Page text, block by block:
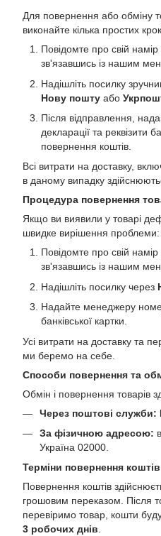
Для повернення або обміну
виконайте кілька простих
Повідомте про свій
зв'язавшись із нашим
Надішліть посилку
Нову пошту або
Після відправлення,
декларації та реквізити
повернення коштів.
Всі витрати на доставку,
в даному випадку
Процедура повернення
Якщо ви виявили у товарі
швидке вирішення проблеми:
Повідомте про свій
зв'язавшись із нашим
Надішліть посилку через
Надайте менеджеру
банківської картки.
Усі витрати на доставку та
ми беремо на себе.
Способи повернення та
Обмін і повернення товарів
Через поштові служби:
За фізичною адресою:
Україна 02000.
Терміни повернення коштів
Повернення коштів
грошовим переказом. Після
перевіримо товар, кошти
3 робочих днів.